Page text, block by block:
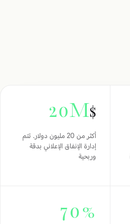
$
20M
أكثر من 20 مليون دولار. تتم
إدارة الإنفاق الإعلاني بدقة
وربحية
70%